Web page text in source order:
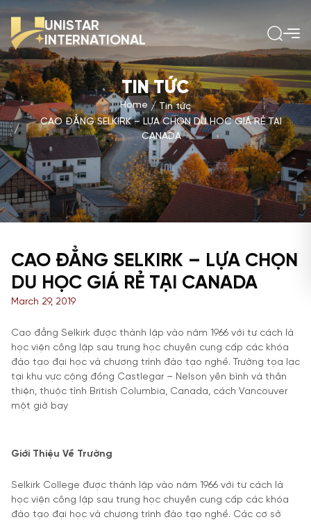
UNISTAR
INTERNATIONAL
TIN TỨC
Home
Tin tức
CAO ĐẲNG SELKIRK – LỰA CHỌN DU HỌC GIÁ RẺ TẠI
CANADA
CAO ĐẲNG SELKIRK – LỰA CHỌN
DU HỌC GIÁ RẺ TẠI CANADA
March 29, 2019
Cao đẳng Selkirk được thành lập vào năm 1966 với tư cách là
học viện công lập sau trung học chuyên cung cấp các khóa
đào tạo đại học và chương trình đào tạo nghề. Trường tọa lạc
tại khu vực cộng đồng Castlegar – Nelson yên bình và thân
thiện, thuộc tỉnh British Columbia, Canada, cách Vancouver
một giờ bay
Giới Thiệu Về Trường
Selkirk College được thành lập vào năm 1966 với tư cách là
học viện công lập sau trung học chuyên cung cấp các khóa
đào tạo đại học và chương trình đào tạo nghề. Các cơ sở